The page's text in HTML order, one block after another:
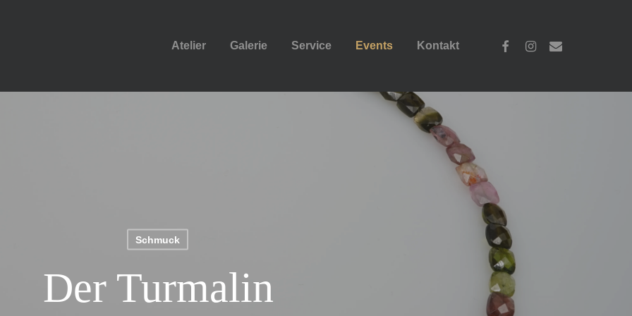
Atelier Galerie Service Events Kontakt facebookinstagram
email
Schmuck
Der Turmalin